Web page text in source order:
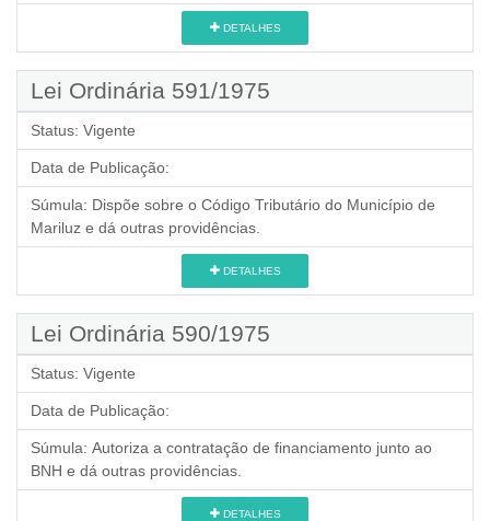
DETALHES
Lei Ordinária 591/1975
Status: Vigente
Data de Publicação:
Súmula: Dispõe sobre o Código Tributário do Município de
Mariluz e dá outras providências.
DETALHES
Lei Ordinária 590/1975
Status: Vigente
Data de Publicação:
Súmula: Autoriza a contratação de financiamento junto ao
BNH e dá outras providências.
DETALHES